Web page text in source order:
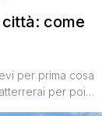
come
per prima cosa
per poi